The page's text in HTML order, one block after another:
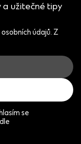
užitečné tipy
údajů. Z
se